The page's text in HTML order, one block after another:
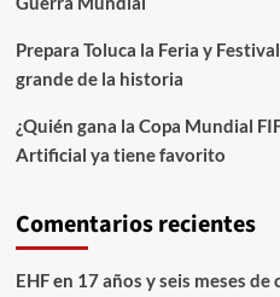
Prepara Toluca la Feria y
grande de la historia
¿Quién gana la Copa Mundial
Artificial ya tiene favorito
Comentarios recientes
EHFen 17 años y seis meses de